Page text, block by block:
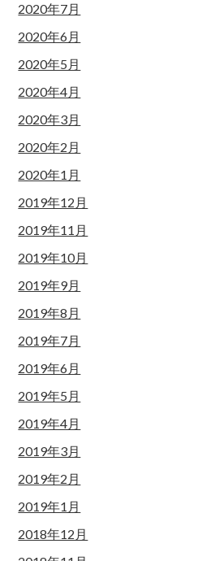
2020年7月
2020年6月
2020年5月
2020年4月
2020年3月
2020年2月
2020年1月
2019年12月
2019年11月
2019年10月
2019年9月
2019年8月
2019年7月
2019年6月
2019年5月
2019年4月
2019年3月
2019年2月
2019年1月
2018年12月